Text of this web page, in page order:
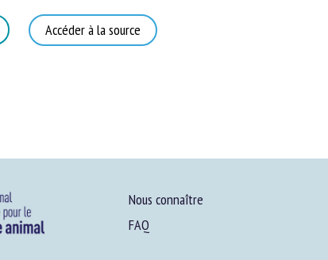
Accéder à la source
Nous connaître
FAQ